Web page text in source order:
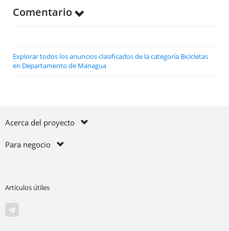
Comentario
Explorar todos los anuncios clasificados de la categoría Bicicletas
en Departamento de Managua
Acerca del proyecto
Para negocio
Artículos útiles